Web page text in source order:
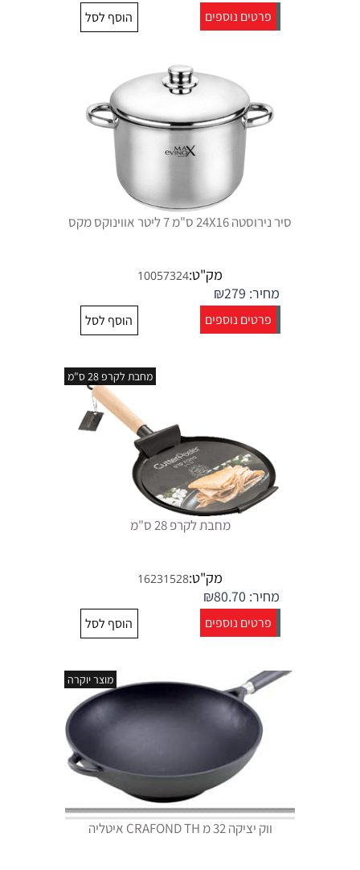
פרטים נוספים הוסף לסל
סיר נירוסטה 24X16 ס"מ 7 ליטר אווינוקס מקס
מק"ט:10057324
מחיר: ₪279
פרטים נוספים הוסף לסל
מחבת לקרפ 28 ס"מ
מחבת לקרפ 28 ס"מ
מק"ט:16231528
מחיר: ₪80.70
פרטים נוספים הוסף לסל
מוצר יוקרה
ווק יציקה 32 מ CRAFOND TH איטליה